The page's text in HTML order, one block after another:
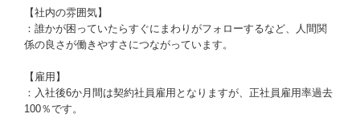
【社内の雰囲気】
：誰かが困っていたらすぐにまわりがフォローするなど、人間関
係の良さが働きやすさにつながっています。
【雇用】
：入社後6か月間は契約社員雇用となりますが、正社員雇用率過去
100％です。